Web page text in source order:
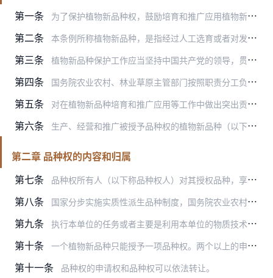
第一条
为了保护植物新品种权，鼓励培育和推广应用植物新品种，促进农业、林草业的发展，根据《中华人民共和国种子法》，制定本条例。
第二条 本条例所称植物新品种，是指经过人工选育或者对发现的野生植物加以改良，具备新颖性、特异性、一致性、稳定性和适当命名的植物品种。
第三条 植物新品种保护工作应当坚持中国共产党的领导，贯彻党和国家知识产权战略部署，促进育种创新，推动种业高质量发展。
第四条 国务院农业农村、林业草原主管部门按照职责分工负责全国植物新品种保护工作，开展植物新品种权申请的受理和审查，并对符合本条例规定的植物新品种授予植物新品种权（以下称…
第五条 对在植物新品种培育和推广应用等工作中做出突出贡献的单位和个人，按照国家有关规定给予表彰和奖励。
第六条 生产、经营和推广被授予品种权的植物新品种（以下称授权品种），应当符合有关种子管理的法律法规的规定。
第二章 品种权的内容和归属
第七条
品种权所有人（以下称品种权人）对其授权品种，享有排他的独占权。除法律和本条例另有规定外，任何单位或者个人未经品种权人许可，不得对该授权品种的繁殖材料，实施下列行…
第八条 国家分步实施实质性派生品种制度，国务院农业农村、林业草原主管部门以目录形式确定具体实施范围，报国务院批准后公布施行。
第九条 执行本单位的任务或者主要是利用本单位的物质技术条件所完成的职务育种，品种权的申请权属于该单位；非职务育种，品种权的申请权属于完成育种的个人。利用本单位的物质技术…
第十条 一个植物新品种只能授予一项品种权。两个以上的申请人分别就同一个植物新品种申请品种权的，品种权授予最先申请的人；同时申请的，品种权授予最先完成该植物新品种育种的人…
第十一条 品种权的申请权和品种权可以依法转让。